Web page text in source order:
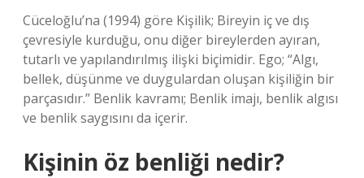
Cüceloğlu’na (1994) göre Kişilik; Bireyin iç ve dış
çevresiyle kurduğu, onu diğer bireylerden ayıran,
tutarlı ve yapılandırılmış ilişki biçimidir. Ego; “Algı,
bellek, düşünme ve duygulardan oluşan kişiliğin bir
parçasıdır.” Benlik kavramı; Benlik imajı, benlik algısı
ve benlik saygısını da içerir.
Kişinin öz benliği nedir?